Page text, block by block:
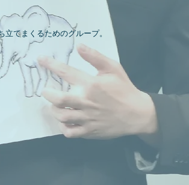
てまくるためのグループ。